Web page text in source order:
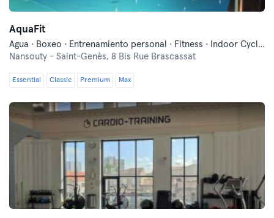
AquaFit
Agua · Boxeo · Entrenamiento personal · Fitness · Indoor Cycling · Pilates · Yoga
Nansouty - Saint-Genès, 8 Bis Rue Brascassat
Essential Classic Premium Max